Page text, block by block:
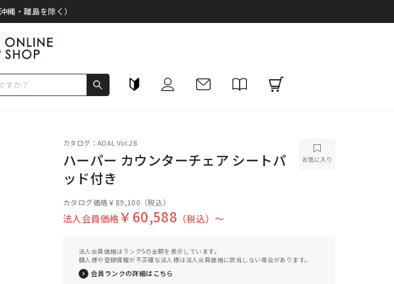
縄・離島を除く）
カタログ：ADAL Vol.28
ハーパー カウンターチェア シートパ
ッド付き
お気に入り
カタログ価格￥89,100 （税込）
法人会員価格￥60,588 （税込）〜
法人会員価格はランク5の金額を表示しています。
個人様や登録情報が不正確な法人様は法人会員価格に該当しない場合があります。
会員ランクの詳細はこちら